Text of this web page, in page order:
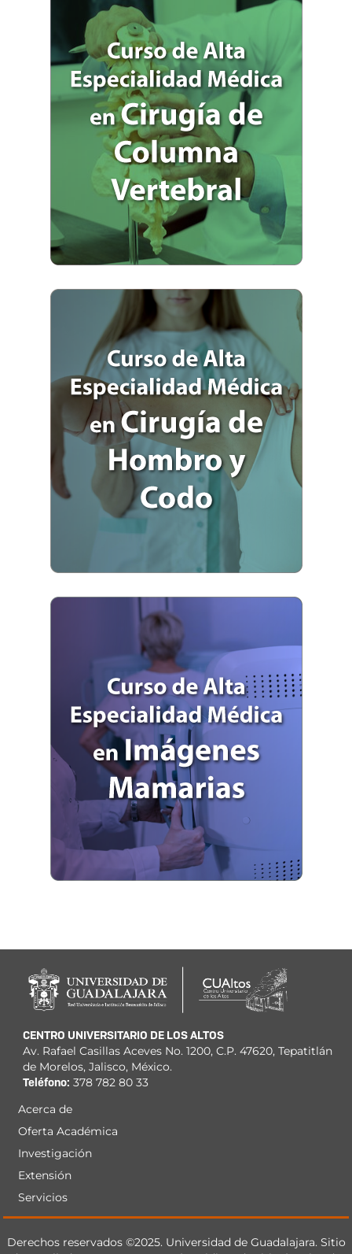
CENTRO UNIVERSITARIO DE LOS ALTOS
Av. Rafael Casillas Aceves No. 1200, C.P. 47620, Tepatitlán
de Morelos, Jalisco, México.
Teléfono: 378 782 80 33
Menú
principal
Acerca de
Oferta Académica
Investigación
Extensión
Servicios
Derechos
Derechos reservados ©2025. Universidad de Guadalajara. Sitio